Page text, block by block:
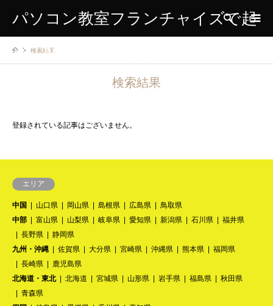
パソコン教室フランチャイズで起
業、開業、独立をする方のための
検索
検索結果
検索結果
登録されている記事はございません。
エリア
中国 山口県 岡山県 島根県 広島県
鳥取県
中部
富山県 山梨県 岐阜県 愛知県 新潟県 石川県
福井県
長野県
静岡県
九州・沖縄
佐賀県 大分県 宮崎県 沖縄県 熊本県
福岡県
長崎県
鹿児島県
北海道・東北
北海道 宮城県 山形県 岩手県 福島県
秋田県
青森県